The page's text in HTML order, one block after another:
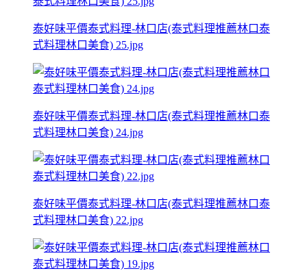
泰好味平價泰式料理-林口店(泰式料理推薦林口泰
式料理林口美食) 25.jpg
泰好味平價泰式料理-林口店(泰式料理推薦林口泰
式料理林口美食) 24.jpg
泰好味平價泰式料理-林口店(泰式料理推薦林口泰
式料理林口美食) 22.jpg